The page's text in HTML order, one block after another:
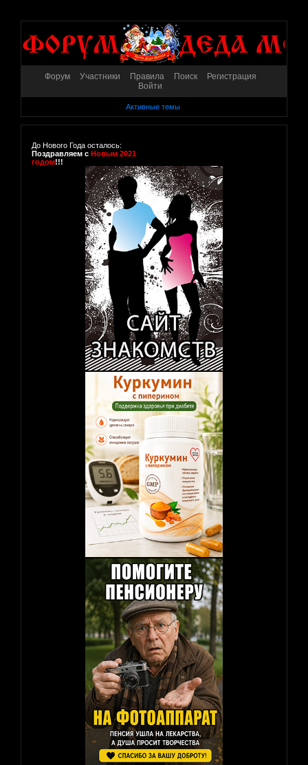
Форум Участники Правила Поиск
Регистрация
Войти
Активные темы
До Нового Года осталось:
Поздравляем с Новым 2021
годом!!!